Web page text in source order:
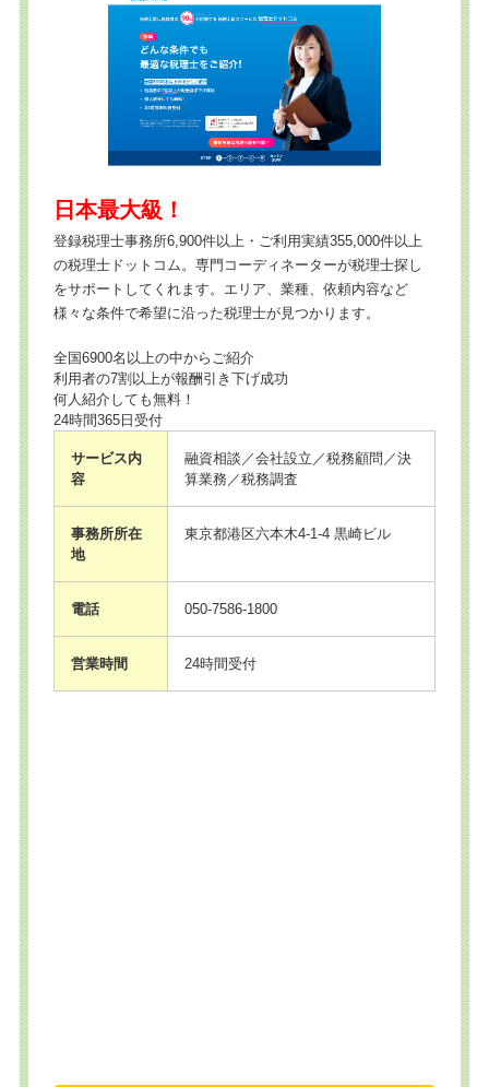
日本最大級！
登録税理士事務所6,900件以上・ご利用実績355,000件以上
の税理士ドットコム。専門コーディネーターが税理士探し
をサポートしてくれます。エリア、業種、依頼内容など
様々な条件で希望に沿った税理士が見つかります。
全国6900名以上の中からご紹介
利用者の7割以上が報酬引き下げ成功
何人紹介しても無料！
24時間365日受付
サービス内
容
融資相談／会社設立／税務顧問／決
算業務／税務調査
事務所所在
地
東京都港区六本木4-1-4 黒崎ビル
電話 050-7586-1800
営業時間 24時間受付